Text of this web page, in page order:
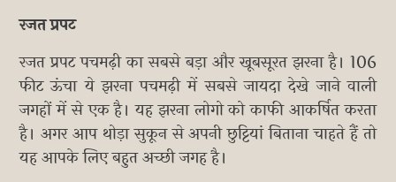
रजत प्रपट
रजत प्रपट पचमढ़ी का सबसे बड़ा और खूबसूरत झरना है। 106
फीट ऊंचा ये झरना पचमढ़ी में सबसे जायदा देखे जाने वाली
जगहों में से एक है। यह झरना लोगो को काफी आकर्षित करता
है। अगर आप थोड़ा सुकून से अपनी छुट्टियां बिताना चाहते हैं तो
यह आपके लिए बहुत अच्छी जगह है।